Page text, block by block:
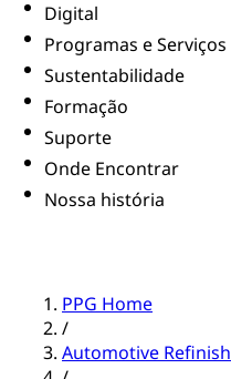
Digital
Programas e Serviços
Sustentabilidade
Formação
Suporte
Onde Encontrar
Nossa história
PPG Home
/
Automotive Refinish